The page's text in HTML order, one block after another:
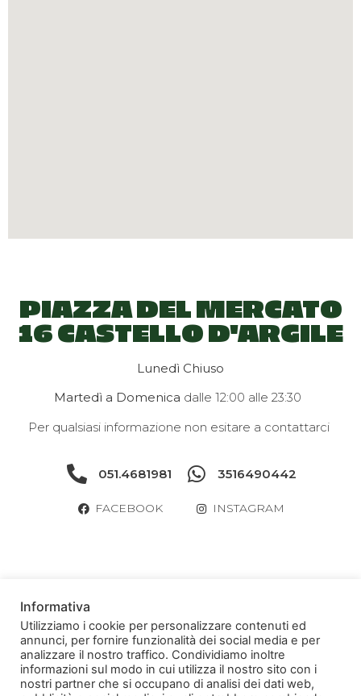
PIAZZA DEL MERCATO
16 CASTELLO D'ARGILE
Lunedì Chiuso
Martedì a Domenica dalle 12:00 alle 23:30
Per qualsiasi informazione non esitare a contattarci
051.4681981 3516490442
FACEBOOK INSTAGRAM
TAKE YOUR
TIME
Informativa
Utilizziamo i cookie per personalizzare contenuti ed
annunci, per fornire funzionalità dei social media e per
analizzare il nostro traffico. Condividiamo inoltre
informazioni sul modo in cui utilizza il nostro sito con i
nostri partner che si occupano di analisi dei dati web,